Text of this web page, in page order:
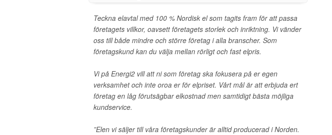
Teckna elavtal med 100 % Nordisk el som tagits fram för att passa
företagets villkor, oavsett företagets storlek och inriktning. Vi vänder
oss till både mindre och större företag i alla branscher. Som
företagskund kan du välja mellan rörligt och fast elpris.
Vi på Energi2 vill att ni som företag ska fokusera på er egen
verksamhet och inte oroa er för elpriset. Vårt mål är att erbjuda ert
företag en låg förutsägbar elkostnad men samtidigt bästa möjliga
kundservice.
”Elen vi säljer till våra företagskunder är alltid producerad i Norden.